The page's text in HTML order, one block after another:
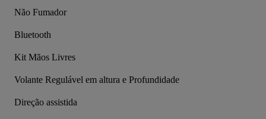
Não Fumador
Bluetooth
Kit Mãos Livres
Volante Regulável em altura e Profundidade
Direção assistida